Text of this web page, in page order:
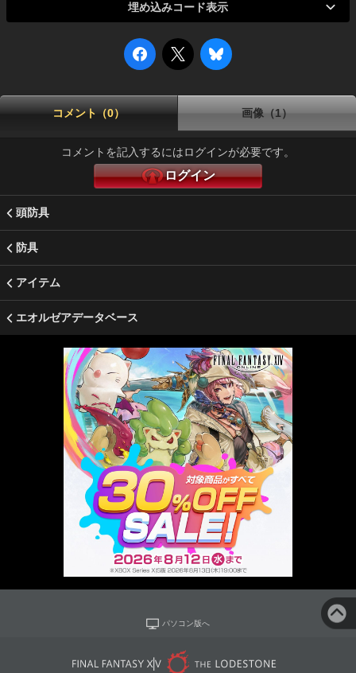
埋め込みコード表示
コメント（0） 画像（1）
コメントを記入するにはログインが必要です。
ログイン
頭防具
防具
アイテム
エオルゼアデータベース
パソコン版へ